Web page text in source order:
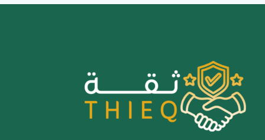
أسبوع
واحد
فقط